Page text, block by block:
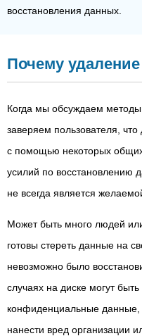
восстановления данных.
Почему
Когда мы обсуждаем
заверяем пользователя,
с помощью некоторых
усилий по восстановлению
не всегда является
Может быть много людей
готовы стереть данные на
невозможно было
случаях на диске могут
конфиденциальные данные,
нанести вред организации